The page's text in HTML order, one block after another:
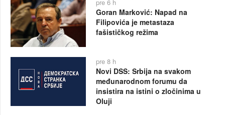
pre 6 h
Goran Marković: Napad na
Filipovića je metastaza
fašističkog režima
pre 8 h
Novi DSS: Srbija na svakom
međunarodnom forumu da
insistira na istini o zločinima u
Oluji